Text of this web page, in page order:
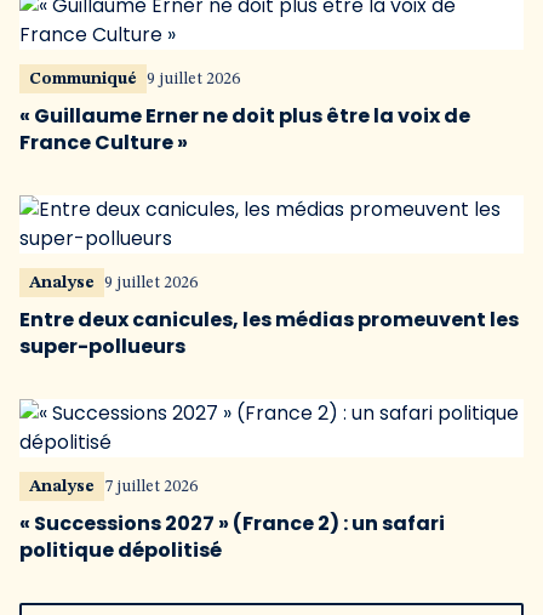
Communiqué 9 juillet 2026
« Guillaume Erner ne doit plus être la voix de
France Culture »
Analyse 9 juillet 2026
Entre deux canicules, les médias promeuvent les
super-pollueurs
Analyse 7 juillet 2026
« Successions 2027 » (France 2) : un safari
politique dépolitisé